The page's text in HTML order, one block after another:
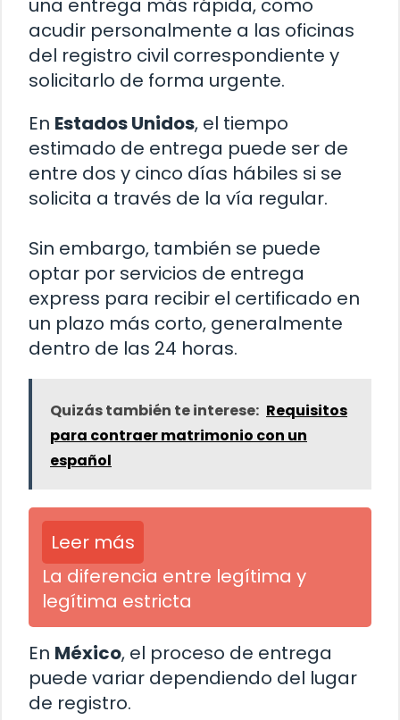
una entrega más rápida, como
acudir personalmente a las oficinas
del registro civil correspondiente y
solicitarlo de forma urgente.
En Estados Unidos, el tiempo
estimado de entrega puede ser de
entre dos y cinco días hábiles si se
solicita a través de la vía regular.
Sin embargo, también se puede
optar por servicios de entrega
express para recibir el certificado en
un plazo más corto, generalmente
dentro de las 24 horas.
Quizás también te interese: Requisitos
para contraer matrimonio con un
español
Leer más
La diferencia entre legítima y
legítima estricta
En México, el proceso de entrega
puede variar dependiendo del lugar
de registro.